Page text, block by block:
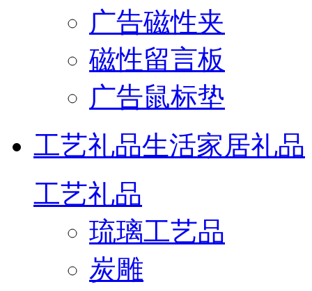
广告磁性夹
磁性留言板
广告鼠标垫
工艺礼品生活家居礼品
工艺礼品
琉璃工艺品
炭雕